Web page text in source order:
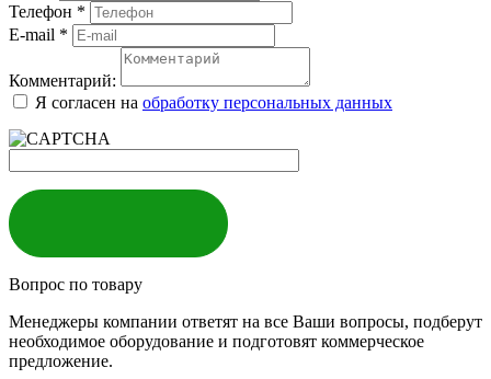
Телефон *
E-mail *
Комментарий:
Я согласен на обработку персональных данных
Вопрос по товару
Менеджеры компании ответят на все Ваши вопросы, подберут
необходимое оборудование и подготовят коммерческое
предложение.